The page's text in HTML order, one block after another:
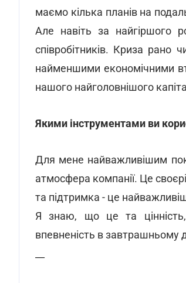
маємо кілька планів на
Але навіть за найгіршого
співробітників. Криза
найменшими економічними
нашого найголовнішого
Якими інструментами ви
Для мене найважливішим
атмосфера компанії. Це
та підтримка - це
Я знаю, що це та цінність,
впевненість в завтрашньому